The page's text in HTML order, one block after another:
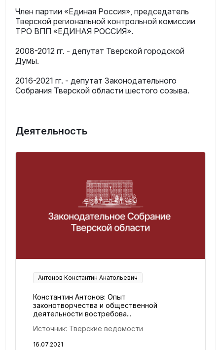
Член партии «Единая Россия», председатель
Тверской региональной контрольной комиссии
ТРО ВПП «ЕДИНАЯ РОССИЯ».
2008-2012 гг. - депутат Тверской городской
Думы.
2016-2021 гг. - депутат Законодательного
Собрания Тверской области шестого созыва.
Деятельность
Антонов Константин Анатольевич
Константин Антонов: Опыт
законотворчества и общественной
деятельности востребова...
Источник: Тверские ведомости
16.07.2021